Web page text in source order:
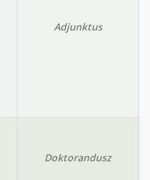
Adjunktus
Doktorandusz